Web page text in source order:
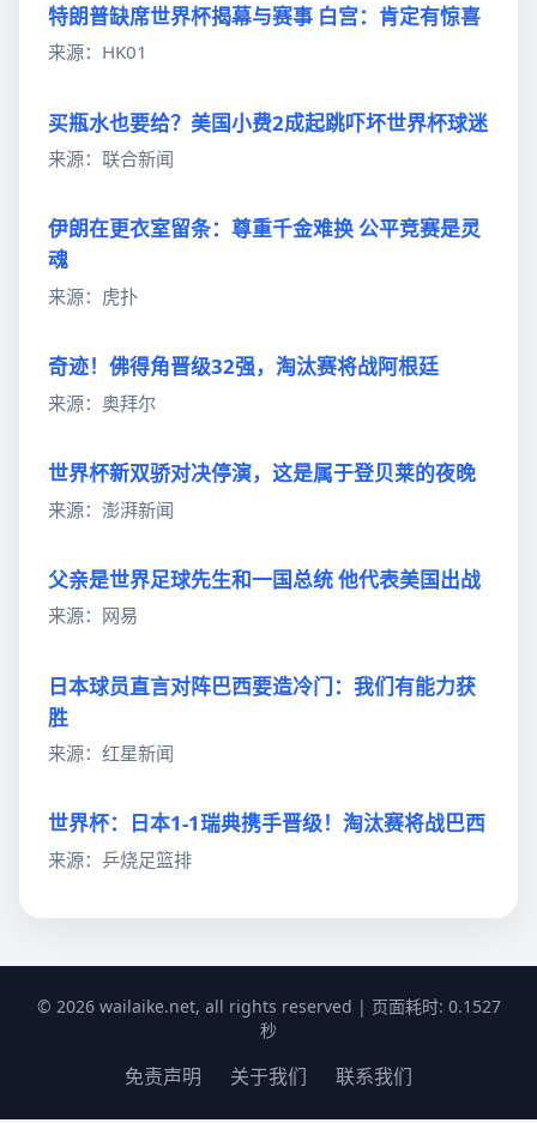
特朗普缺席世界杯揭幕与赛事 白宫：肯定有惊喜
来源：HK01
买瓶水也要给？美国小费2成起跳吓坏世界杯球迷
来源：联合新闻
伊朗在更衣室留条：尊重千金难换 公平竞赛是灵
魂
来源：虎扑
奇迹！佛得角晋级32强，淘汰赛将战阿根廷
来源：奥拜尔
世界杯新双骄对决停演，这是属于登贝莱的夜晚
来源：澎湃新闻
父亲是世界足球先生和一国总统 他代表美国出战
来源：网易
日本球员直言对阵巴西要造冷门：我们有能力获
胜
来源：红星新闻
世界杯：日本1-1瑞典携手晋级！淘汰赛将战巴西
来源：乒烧足篮排
© 2026 wailaike.net, all rights reserved | 页面耗时: 0.1527
秒
免责声明 关于我们 联系我们